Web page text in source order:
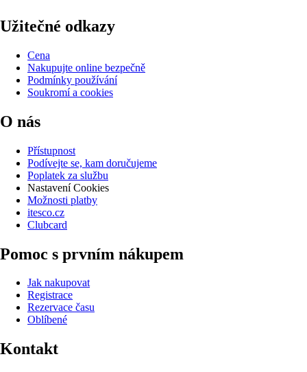
Užitečné odkazy
Cena
Nakupujte online bezpečně
Podmínky používání
Soukromí a cookies
O nás
Přístupnost
Podívejte se, kam doručujeme
Poplatek za službu
Nastavení Cookies
Možnosti platby
itesco.cz
Clubcard
Pomoc s prvním nákupem
Jak nakupovat
Registrace
Rezervace času
Oblíbené
Kontakt